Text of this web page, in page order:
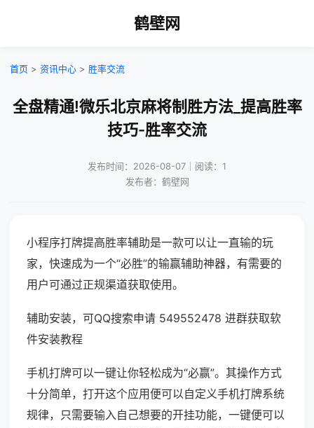
鹤壁网
首页 > 资讯中心 > 胜率交流
全盘精通!微乐北京麻将制胜方法_提高胜率
技巧-胜率交流
发布时间：2026-08-07｜阅读：1
发布者：鹤壁网
小程序打牌提高胜率辅助是一款可以让一直输的玩
家，快速成为一个“必胜”的输赢辅助神器，有需要的
用户可通过正规渠道获取使用。
辅助安装，可QQ搜索申请 549552478 进群获取软
件安装教程
手机打牌可以一键让你轻松成为“必赢”。其操作方式
十分简单，打开这个应用便可以自定义手机打牌系统
规律，只需要输入自己想要的开挂功能，一键便可以